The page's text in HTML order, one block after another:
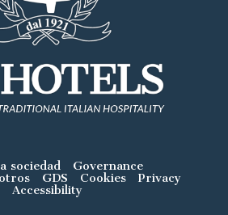
sociedad
Governance
GDS Cookies
Privacy
Accessibility